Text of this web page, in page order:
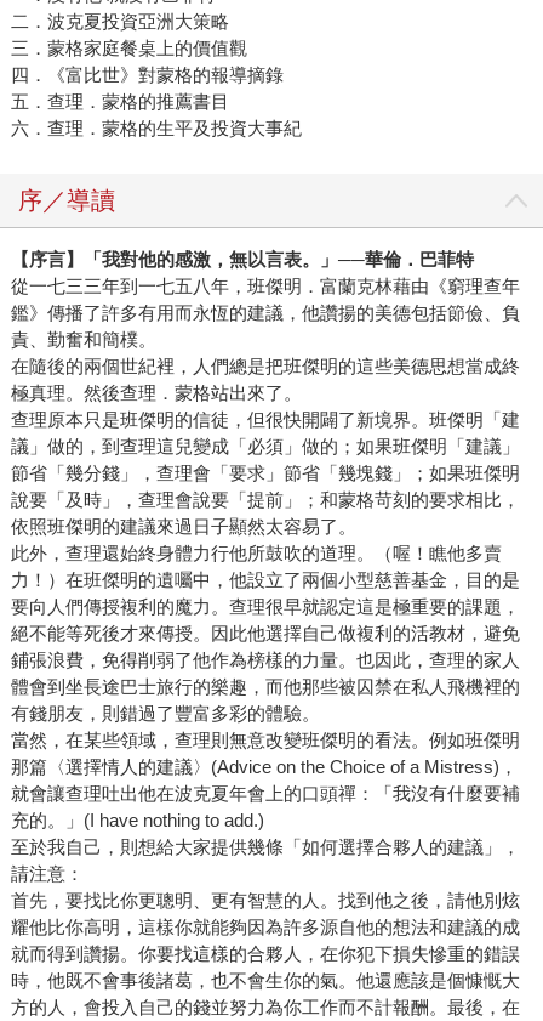
二．波克夏投資亞洲大策略
三．蒙格家庭餐桌上的價值觀
四．《富比世》對蒙格的報導摘錄
五．查理．蒙格的推薦書目
六．查理．蒙格的生平及投資大事紀
序／導讀
【序言】「我對他的感激，無以言表。」──華倫．巴菲特
從一七三三年到一七五八年，班傑明．富蘭克林藉由《窮理查年
鑑》傳播了許多有用而永恆的建議，他讚揚的美德包括節儉、負
責、勤奮和簡樸。
在隨後的兩個世紀裡，人們總是把班傑明的這些美德思想當成終
極真理。然後查理．蒙格站出來了。
查理原本只是班傑明的信徒，但很快開闢了新境界。班傑明「建
議」做的，到查理這兒變成「必須」做的；如果班傑明「建議」
節省「幾分錢」，查理會「要求」節省「幾塊錢」；如果班傑明
說要「及時」，查理會說要「提前」；和蒙格苛刻的要求相比，
依照班傑明的建議來過日子顯然太容易了。
此外，查理還始終身體力行他所鼓吹的道理。（喔！瞧他多賣
力！）在班傑明的遺囑中，他設立了兩個小型慈善基金，目的是
要向人們傳授複利的魔力。查理很早就認定這是極重要的課題，
絕不能等死後才來傳授。因此他選擇自己做複利的活教材，避免
鋪張浪費，免得削弱了他作為榜樣的力量。也因此，查理的家人
體會到坐長途巴士旅行的樂趣，而他那些被囚禁在私人飛機裡的
有錢朋友，則錯過了豐富多彩的體驗。
當然，在某些領域，查理則無意改變班傑明的看法。例如班傑明
那篇〈選擇情人的建議〉(Advice on the Choice of a Mistress)，
就會讓查理吐出他在波克夏年會上的口頭禪：「我沒有什麼要補
充的。」(I have nothing to add.)
至於我自己，則想給大家提供幾條「如何選擇合夥人的建議」，
請注意：
首先，要找比你更聰明、更有智慧的人。找到他之後，請他別炫
耀他比你高明，這樣你就能夠因為許多源自他的想法和建議的成
就而得到讚揚。你要找這樣的合夥人，在你犯下損失慘重的錯誤
時，他既不會事後諸葛，也不會生你的氣。他還應該是個慷慨大
方的人，會投入自己的錢並努力為你工作而不計報酬。最後，在